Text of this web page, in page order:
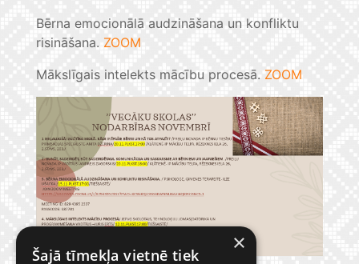
Bērna emocionālā audzināšana un konfliktu
risināšana. ZOOM
Mākslīgais intelekts mācību procesā. ZOOM
×
Šajā tīmekļa vietnē tiek